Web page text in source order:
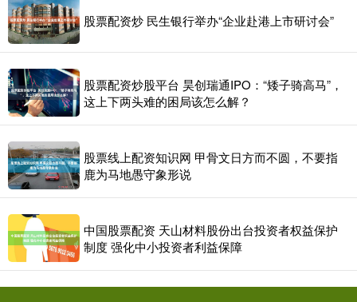
股票配资炒 民生银行举办“企业赴港上市研讨会”
股票配资炒股平台 昊创瑞通IPO：“矮子骑高马”，
这上下两头难的困局该怎么解？
股票线上配资知识网 甲骨文日方而不圆，不要指
鹿为马地愚守象形说
中国股票配资 天山材料股份出台投资者权益保护
制度 强化中小投资者利益保障